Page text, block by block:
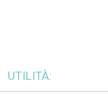
UTILITÀ: